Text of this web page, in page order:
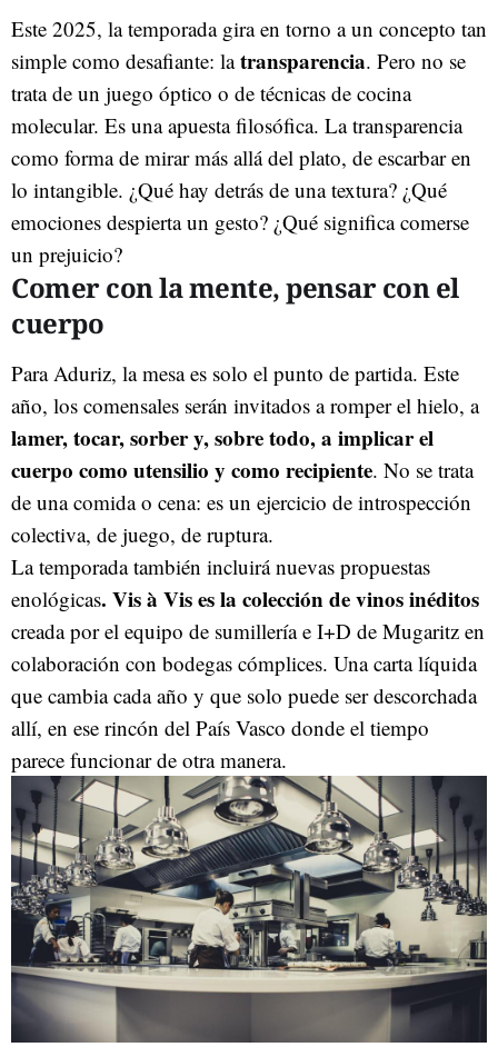
Este 2025, la temporada gira en torno a un concepto tan
simple como desafiante: latransparencia. Pero no se
trata de un juego óptico o de técnicas de cocina
molecular. Es una apuesta filosófica. La transparencia
como forma de mirar más allá del plato, de escarbar en
lo intangible. ¿Qué hay detrás de una textura? ¿Qué
emociones despierta un gesto? ¿Qué significa comerse
un prejuicio?
Comer con la mente, pensar con el
cuerpo
Para Aduriz, la mesa es solo el punto de partida. Este
año, los comensales serán invitados a romper el hielo, a
lamer, tocar, sorber y, sobre todo, a implicar el
cuerpo como utensilio y como recipiente. No se trata
de una comida o cena: es un ejercicio de introspección
colectiva, de juego, de ruptura.
La temporada también incluirá nuevas propuestas
enológicas. Vis à Vis es la colección de vinos inéditos
creada por el equipo de sumillería e I+D de Mugaritz en
colaboración con bodegas cómplices. Una carta líquida
que cambia cada año y que solo puede ser descorchada
allí, en ese rincón del País Vasco donde el tiempo
parece funcionar de otra manera.